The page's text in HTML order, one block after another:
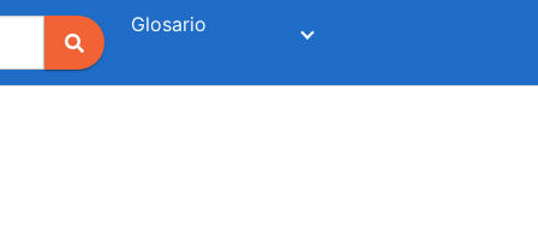
Glosario